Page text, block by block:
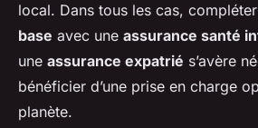
local. Dans tous les cas,
base avec une assurance santé
une assurance expatrié s’avère
bénéficier d’une prise en charge
planète.